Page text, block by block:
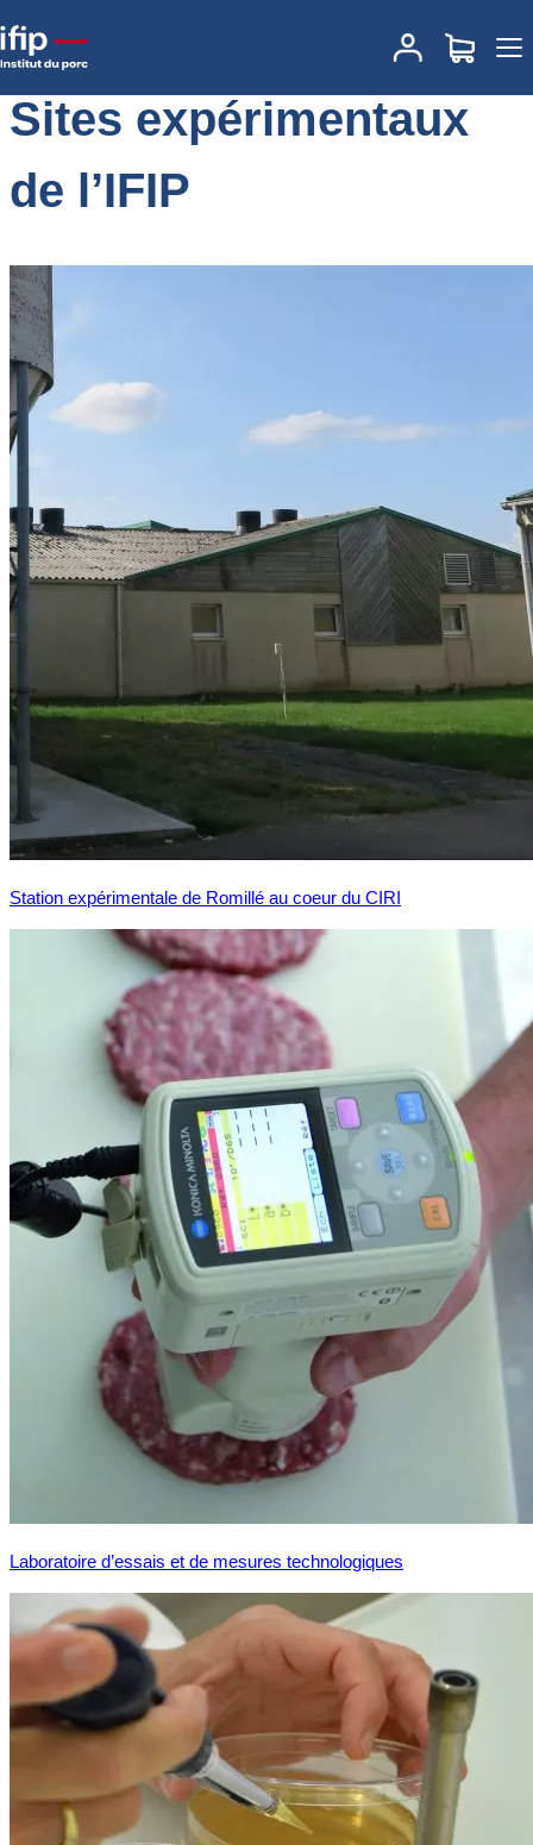
Accueil
Sites expérimentaux
de l’IFIP
Station expérimentale de Romillé au coeur du CIRI
Laboratoire d’essais et de mesures technologiques